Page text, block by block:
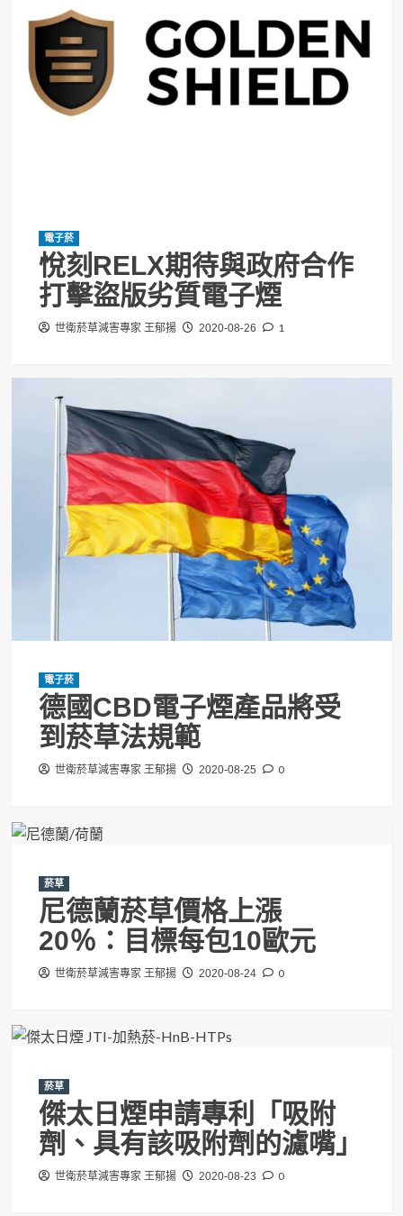
電子菸
悅刻RELX期待與政府合作
打擊盜版劣質電子煙
世衛菸草減害專家 王郁揚 2020-08-26 1
電子菸
德國CBD電子煙產品將受
到菸草法規範
世衛菸草減害專家 王郁揚 2020-08-25 0
菸草
尼德蘭菸草價格上漲
20％：目標每包10歐元
世衛菸草減害專家 王郁揚 2020-08-24 0
菸草
傑太日煙申請專利「吸附
劑、具有該吸附劑的濾嘴」
世衛菸草減害專家 王郁揚 2020-08-23 0